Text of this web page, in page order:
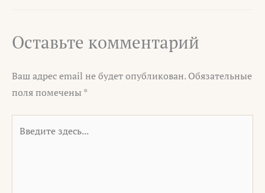
Оставьте комментарий
Ваш адрес email не будет опубликован. Обязательные
поля помечены *
здесь...